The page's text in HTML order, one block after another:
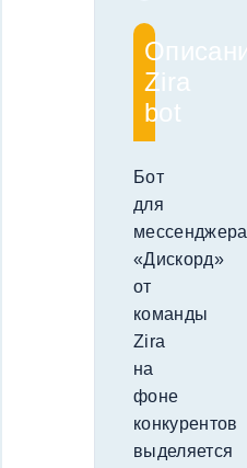
Zira
bot
Бот
для
мессенджера
«Дискорд»
от
команды
Zira
на
фоне
конкурентов
выделяется